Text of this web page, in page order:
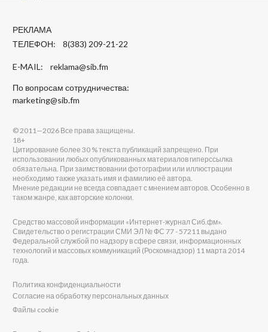
РЕКЛАМА
ТЕЛЕФОН: 8(383) 209-21-22
E-MAIL: reklama@sib.fm
По вопросам сотрудничества:
marketing@sib.fm
© 2011—2026 Все права защищены.
18+
Цитирование более 30 % текста публикаций запрещено. При
использовании любых опубликованных материалов гиперссылка
обязательна. При заимствовании фотографии или иллюстрации
необходимо также указать имя и фамилию её автора.
Мнение редакции не всегда совпадает с мнением авторов. Особенно в
таком жанре, как авторские колонки.
Средство массовой информации «Интернет-журнал Сиб.фм».
Свидетельство о регистрации СМИ ЭЛ № ФС 77 - 57211 выдано
Федеральной службой по надзору в сфере связи, информационных
технологий и массовых коммуникаций (Роскомнадзор) 11 марта 2014
года.
Политика конфиденциальности
Согласие на обработку персональных данных
Файлы cookie